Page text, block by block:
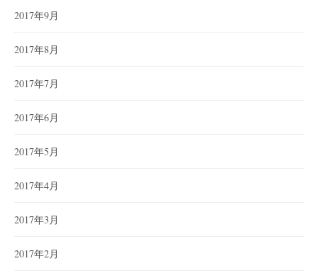
2017年9月
2017年8月
2017年7月
2017年6月
2017年5月
2017年4月
2017年3月
2017年2月